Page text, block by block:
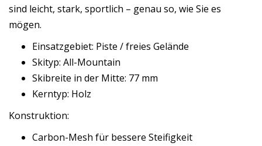
sind leicht, stark, sportlich – genau so, wie Sie es
mögen.
Einsatzgebiet: Piste / freies Gelände
Skityp: All-Mountain
Skibreite in der Mitte: 77 mm
Kerntyp: Holz
Konstruktion:
Carbon-Mesh für bessere Steifigkeit